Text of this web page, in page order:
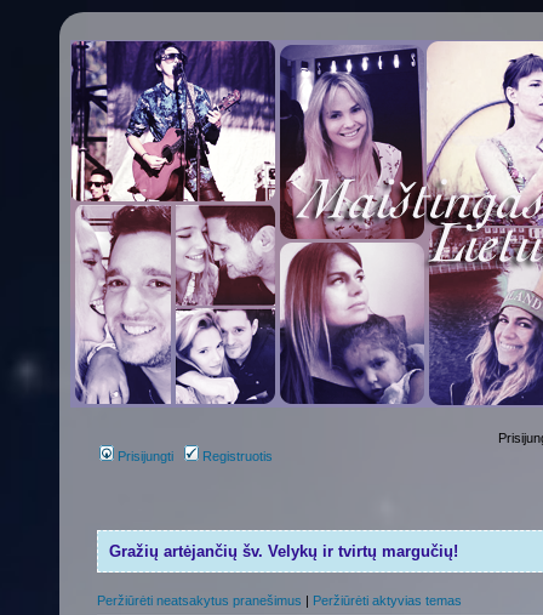
Prisijungti Registruotis
Gražių artėjančių šv. Velykų ir tvirtų margučių!
Peržiūrėti neatsakytus pranešimus | Peržiūrėti aktyvias temas